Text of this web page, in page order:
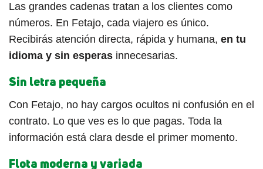
Las grandes cadenas tratan a los clientes como
números. En Fetajo, cada viajero es único.
Recibirás atención directa, rápida y humana, en tu
idioma y sin esperas innecesarias.
Sin letra pequeña
Con Fetajo, no hay cargos ocultos ni confusión en el
contrato. Lo que ves es lo que pagas. Toda la
información está clara desde el primer momento.
Flota moderna y variada